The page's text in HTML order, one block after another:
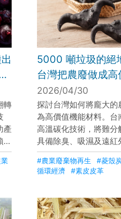
轉
產
技
的
5000 噸垃圾的絕
台灣把農廢做成高
下一個兆元產業就
灣農廢再生技術
少碳排還能做電
琬│【台灣新思路
20260121│三立
2026/04/30
探討台灣如何將龐大的
為高價值機能材料。台
高溫碳化技術，將難分
具備除臭、吸濕及遠紅
殼炭」，並成功應用於
時，台灣研發出從香蕉
技術，產製出吸水性優
品牌合作，展現農業
業的巨大潛力。
#農業廢棄物再生 #菱殼
循環經濟
#素皮皮革